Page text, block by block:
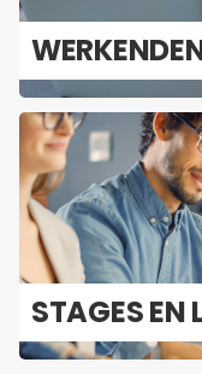
STA­GES EN